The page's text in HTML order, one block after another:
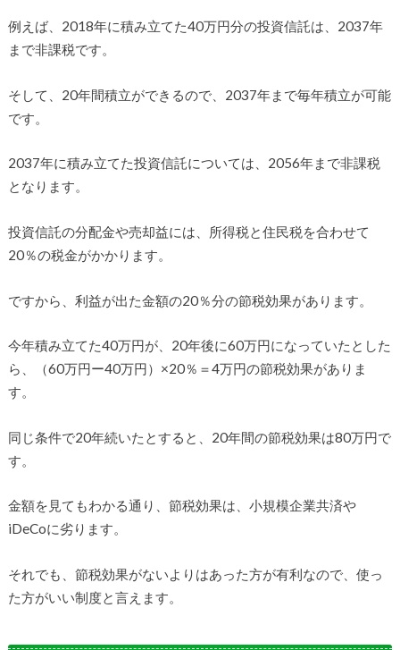
例えば、2018年に積み立てた40万円分の投資信託は、2037年
まで非課税です。
そして、20年間積立ができるので、2037年まで毎年積立が可能
です。
2037年に積み立てた投資信託については、2056年まで非課税
となります。
投資信託の分配金や売却益には、所得税と住民税を合わせて
20％の税金がかかります。
ですから、利益が出た金額の20％分の節税効果があります。
今年積み立てた40万円が、20年後に60万円になっていたとした
ら、（60万円ー40万円）×20％＝4万円の節税効果がありま
す。
同じ条件で20年続いたとすると、20年間の節税効果は80万円で
す。
金額を見てもわかる通り、節税効果は、小規模企業共済や
iDeCoに劣ります。
それでも、節税効果がないよりはあった方が有利なので、使っ
た方がいい制度と言えます。